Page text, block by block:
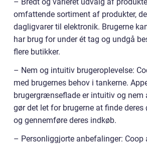
– Bredt og varieret udvalg af
omfattende sortiment af produkter,
dagligvarer til elektronik. Brugerne
har brug for under ét tag og undgå
flere butikker.
– Nem og intuitiv brugeroplevelse:
med brugernes behov i tankerne.
brugergrænseflade er intuitiv og nem
gør det let for brugerne at finde deres
og gennemføre deres indkøb.
– Personliggjorte anbefalinger: Coop